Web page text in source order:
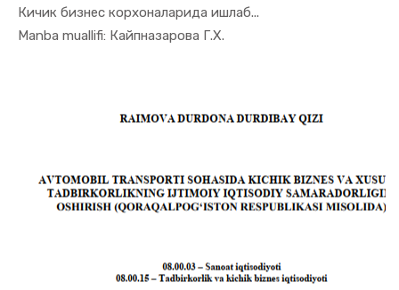
Кичик бизнес корхоналарида ишлаб...
Manba muallifi: Кайпназарова Г.Х.
In Tadbirk...